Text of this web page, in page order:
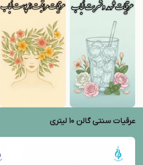
عرقیات سنتی گالن 10 لیتری